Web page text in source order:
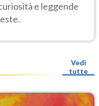
e leggende
Vedi
tutte